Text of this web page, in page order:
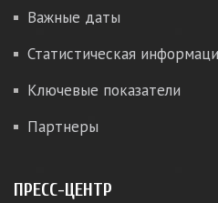
Важные даты
Статистическая
Ключевые показатели
Партнеры
ПРЕСС-ЦЕНТР